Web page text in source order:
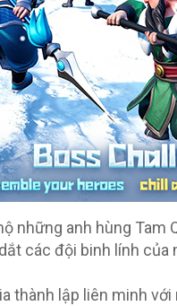
những anh hùng Tam
các đội binh lính của
thành lập liên minh